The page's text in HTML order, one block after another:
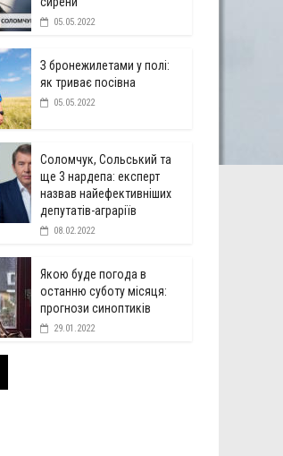
05.05.2022
З бронежилетами у полі:
як триває посівна
05.05.2022
Соломчук, Сольський та
ще 3 нардепа: експерт
назвав найефективніших
депутатів-аграріїв
08.02.2022
Якою буде погода в
останню суботу місяця:
прогнози синоптиків
29.01.2022